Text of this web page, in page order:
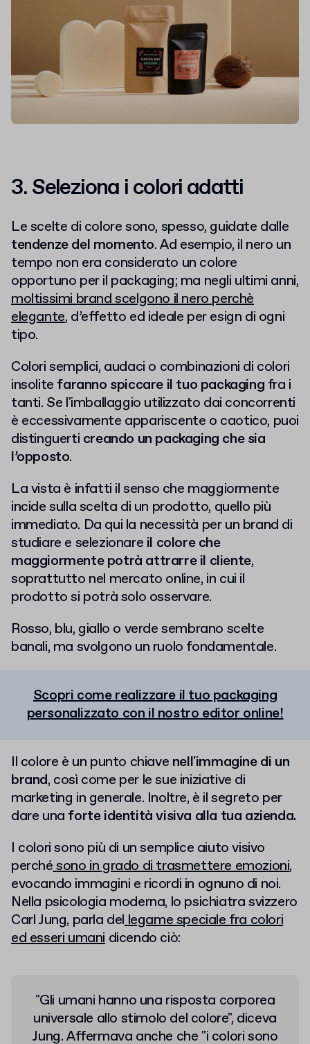
3. Seleziona i colori adatti
Le scelte di colore sono, spesso, guidate dalle
tendenze del momento. Ad esempio, il nero un
tempo non era considerato un colore
opportuno per il packaging; ma negli ultimi anni,
moltissimi brand scelgono il nero perchè
elegante, d’effetto ed ideale per esign di ogni
tipo.
Colori semplici, audaci o combinazioni di colori
insolite faranno spiccare il tuo packaging fra i
tanti. Se l'imballaggio utilizzato dai concorrenti
è eccessivamente appariscente o caotico, puoi
distinguerti creando un packaging che sia
l’opposto.
La vista è infatti il senso che maggiormente
incide sulla scelta di un prodotto, quello più
immediato. Da qui la necessità per un brand di
studiare e selezionare il colore che
maggiormente potrà attrarre il cliente,
soprattutto nel mercato online, in cui il
prodotto si potrà solo osservare.
Rosso, blu, giallo o verde sembrano scelte
banali, ma svolgono un ruolo fondamentale.
Scopri come realizzare il tuo packaging
personalizzato con il nostro editor online!
Il colore è un punto chiave nell'immagine di un
brand, così come per le sue iniziative di
marketing in generale. Inoltre, è il segreto per
dare una forte identità visiva alla tua azienda.
I colori sono più di un semplice aiuto visivo
perchésono in grado di trasmettere emozioni,
evocando immagini e ricordi in ognuno di noi.
Nella psicologia moderna, lo psichiatra svizzero
Carl Jung, parla dellegame speciale fra colori
ed esseri umani dicendo ciò:
"Gli umani hanno una risposta corporea
universale allo stimolo del colore", diceva
Jung. Affermava anche che "i colori sono